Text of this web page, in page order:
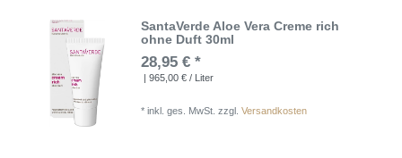
SantaVerde Aloe Vera Creme rich
ohne Duft 30ml
28,95 € *
| 965,00 € / Liter
*inkl. ges. MwSt. zzgl.Versandkosten